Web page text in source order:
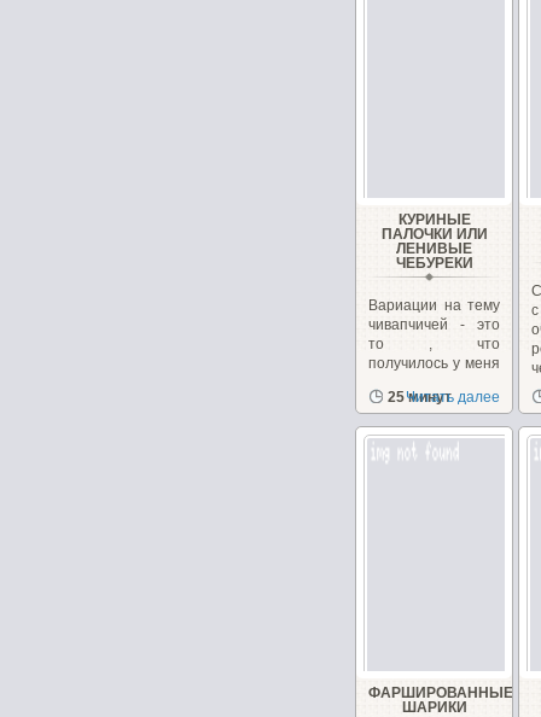
КУРИНЫЕ
ПАЛОЧКИ ИЛИ
ЛЕНИВЫЕ
ЧЕБУРЕКИ
Вариации на тему
чивапчичей - это
то , что
получилось у меня
продуктов...
25 минут
Читать далее
ФАРШИРОВАННЫЕ
ШАРИКИ